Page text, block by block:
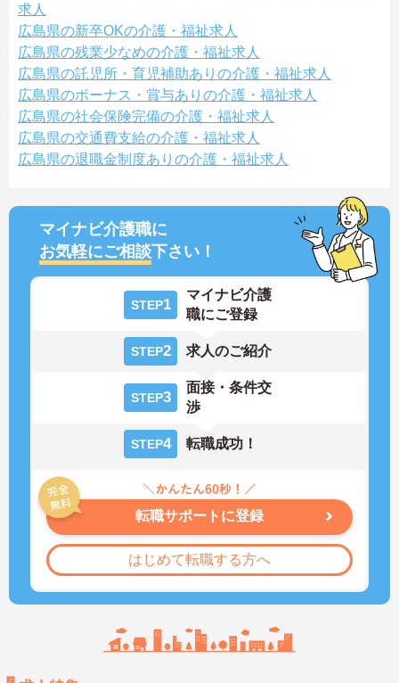
求人
広島県の新卒OKの介護・福祉求人
広島県の残業少なめの介護・福祉求人
広島県の託児所・育児補助ありの介護・福祉求人
広島県のボーナス・賞与ありの介護・福祉求人
広島県の社会保険完備の介護・福祉求人
広島県の交通費支給の介護・福祉求人
広島県の退職金制度ありの介護・福祉求人
マイナビ介護職に
お気軽にご相談下さい！
STEP1
マイナビ介護
職にご登録
STEP2 求人のご紹介
STEP3
面接・条件交
渉
STEP4 転職成功！
転職サポートに登録
はじめて転職する方へ